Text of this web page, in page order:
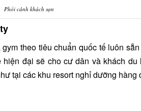
Phối cảnh khách sạn
theo tiêu chuẩn quốc tế luôn
đại sẽ cho cư dân và khách du
tại các khu resort nghỉ dưỡng hàng